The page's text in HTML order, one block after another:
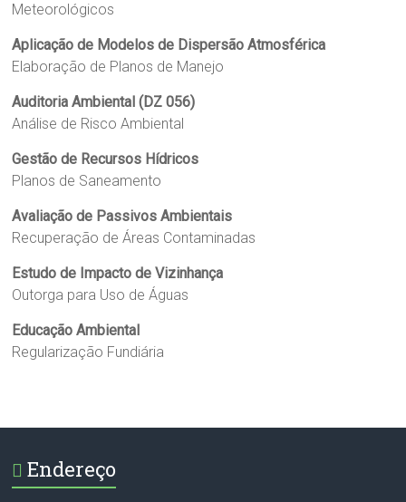
Meteorológicos
Aplicação de Modelos de Dispersão Atmosférica
Elaboração de Planos de Manejo
Auditoria Ambiental (DZ 056)
Análise de Risco Ambiental
Gestão de Recursos Hídricos
Planos de Saneamento
Avaliação de Passivos Ambientais
Recuperação de Áreas Contaminadas
Estudo de Impacto de Vizinhança
Outorga para Uso de Águas
Educação Ambiental
Regularização Fundiária
Endereço